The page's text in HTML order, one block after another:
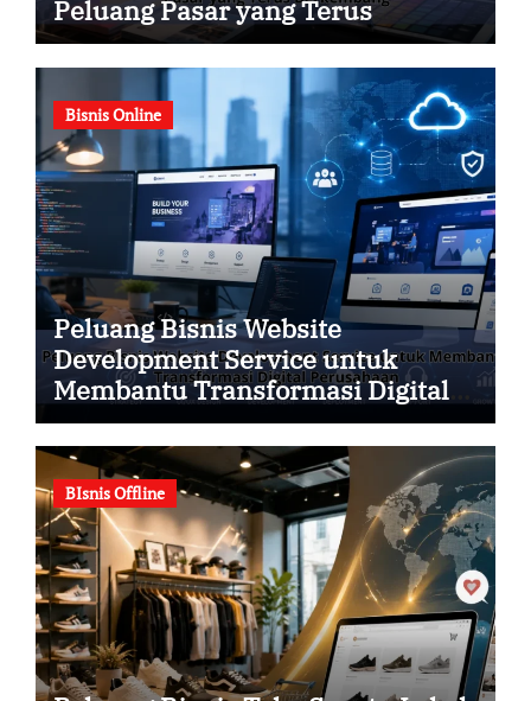
Peluang Pasar yang Terus
Berkembang
Bisnis Online
Peluang Bisnis Website
Development Service untuk
Membantu Transformasi Digital
Perusahaan
BIsnis Offline